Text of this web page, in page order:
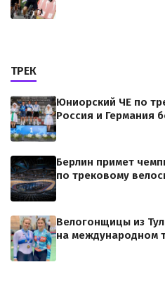
ТРЕК
Юниорский ЧЕ по
Россия и Германия
Берлин примет
по трековому
Велогонщицы из
на международном